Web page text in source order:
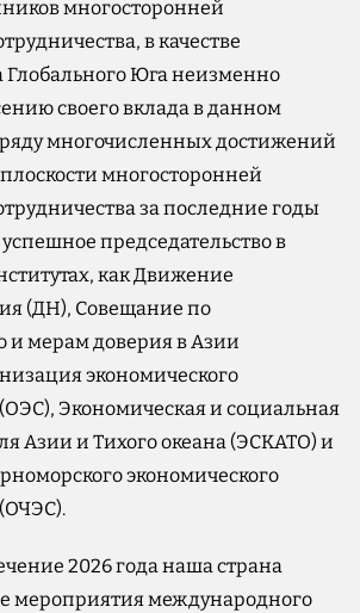
многосторонней
в качестве
Глобального Юга неизменно
своего вклада в данном
многочисленных достижений
многосторонней
за последние годы
председательство в
как Движение
(ДН), Совещание по
и мерам доверия в Азии
экономического
Экономическая и социальная
Азии и Тихого океана (ЭСКАТО) и
экономического
2026 года наша страна
мероприятия международного